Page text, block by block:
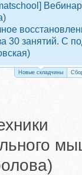
30 занятий. С
Новые складчины